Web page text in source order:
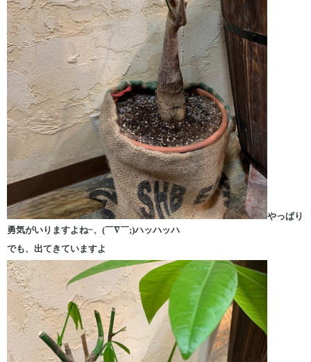
やっぱり
勇気がいりますよね~、(￣∇￣;)ハッハッハ
でも、出てきていますよ